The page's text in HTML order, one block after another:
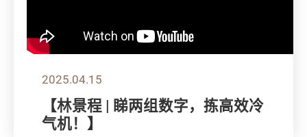
2025.04.15
【林景程 | 睇两组数字，拣高效冷
气机！】